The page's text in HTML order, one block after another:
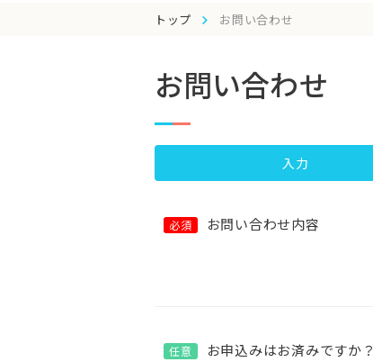
トップ お問い合わせ
お問い合わせ
入力
必須 お問い合わせ内容
任意 お申込みはお済みですか？